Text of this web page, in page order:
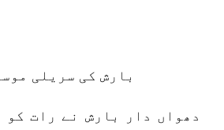
بارش کی سریلی
دھواں دار بارش نے رات کو